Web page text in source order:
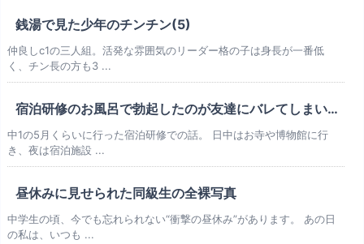
銭湯で見た少年のチンチン(5)
仲良しc1の三人組。活発な雰囲気のリーダー格の子は身長が一番低
く、チン長の方も3 ...
宿泊研修のお風呂で勃起したのが友達にバレてしまい…
中1の5月くらいに行った宿泊研修での話。 日中はお寺や博物館に行
き、夜は宿泊施設 ...
昼休みに見せられた同級生の全裸写真
中学生の頃、今でも忘れられない“衝撃の昼休み”があります。 あの日
の私は、いつも ...